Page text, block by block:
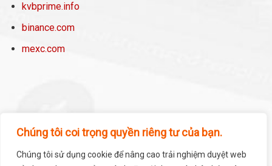
Chúng tôi coi trọng quyền riêng tư của bạn.
Chúng tôi sử dụng cookie để nâng cao trải nghiệm duyệt web
kvbprime.info
binance.com
mexc.com